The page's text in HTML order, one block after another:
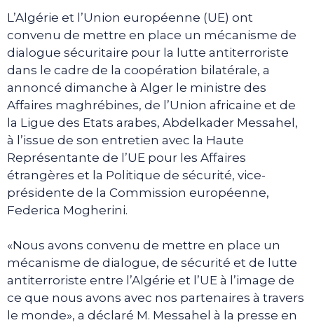
L’Algérie et l’Union européenne (UE) ont
convenu de mettre en place un mécanisme de
dialogue sécuritaire pour la lutte antiterroriste
dans le cadre de la coopération bilatérale, a
annoncé dimanche à Alger le ministre des
Affaires maghrébines, de l’Union africaine et de
la Ligue des Etats arabes, Abdelkader Messahel,
à l’issue de son entretien avec la Haute
Représentante de l’UE pour les Affaires
étrangères et la Politique de sécurité, vice-
présidente de la Commission européenne,
Federica Mogherini.
«Nous avons convenu de mettre en place un
mécanisme de dialogue, de sécurité et de lutte
antiterroriste entre l’Algérie et l’UE à l’image de
ce que nous avons avec nos partenaires à travers
le monde», a déclaré M. Messahel à la presse en